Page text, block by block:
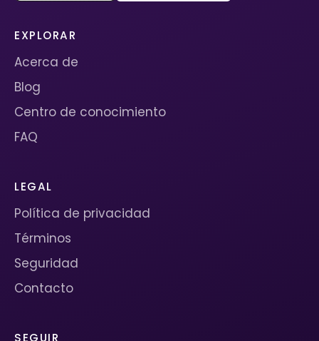
EXPLORAR
Acerca de
Blog
Centro de conocimiento
FAQ
LEGAL
Política de privacidad
Términos
Seguridad
Contacto